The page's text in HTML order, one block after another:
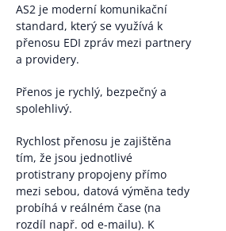
AS2 je moderní komunikační
standard, který se využívá k
přenosu EDI zpráv mezi partnery
a providery.
Přenos je rychlý, bezpečný a
spolehlivý.
Rychlost přenosu je zajištěna
tím, že jsou jednotlivé
protistrany propojeny přímo
mezi sebou, datová výměna tedy
probíhá v reálném čase (na
rozdíl např. od e-mailu). K